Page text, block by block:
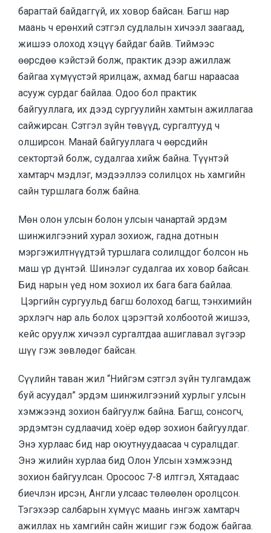
барагтай байдаггүй, их ховор байсан. Багш нар
маань ч ерөнхий сэтгэл судлалын хичээл заагаад,
жишээ олоход хэцүү байдаг байв. Тиймээс
өөрсдөө кэйстэй болж, практик дээр ажиллаж
байгаа хүмүүстэй ярилцаж, ахмад багш нараасаа
асууж сурдаг байлаа. Одоо бол практик
байгууллага, их дээд сургуулийн хамтын ажиллагаа
сайжирсан. Сэтгэл зүйн төвүүд, сургалтууд ч
олширсон. Манай байгууллага ч өөрсдийн
сектортэй болж, судалгаа хийж байна. Түүнтэй
хамтарч мэдлэг, мэдээллээ солилцох нь хамгийн
сайн туршлага болж байна.
Мөн олон улсын болон улсын чанартай эрдэм
шинжилгээний хурал зохиож, гадна дотнын
мэргэжилтнүүдтэй туршлага солилцдог болсон нь
маш үр дүнтэй. Шинэлэг судалгаа их ховор байсан.
Бид нарын үед ном зохиол их бага бага байлаа.
Цэргийн сургуульд багш болоход багш, тэнхимийн
эрхлэгч нар аль болох цэрэгтэй холбоотой жишээ,
кейс оруулж хичээл сургалтдаа ашиглавал зүгээр
шүү гэж зөвлөдөг байсан.
Сүүлийн таван жил “Нийгэм сэтгэл зүйн тулгамдаж
буй асуудал” эрдэм шинжилгээний хурлыг улсын
хэмжээнд зохион байгуулж байна. Багш, сонсогч,
эрдэмтэн судлаачид хоёр өдөр зохион байгуулдаг.
Энэ хурлаас бид нар оюутнуудаасаа ч суралцдаг.
Энэ жилийн хурлаа бид Олон Улсын хэмжээнд
зохион байгуулсан. Оросоос 7-8 илтгэл, Хятадаас
биечлэн ирсэн, Англи улсаас төлөөлөн оролцсон.
Тэгэхээр салбарын хүмүүс маань ингэж хамтарч
ажиллах нь хамгийн сайн жишиг гэж бодож байгаа.